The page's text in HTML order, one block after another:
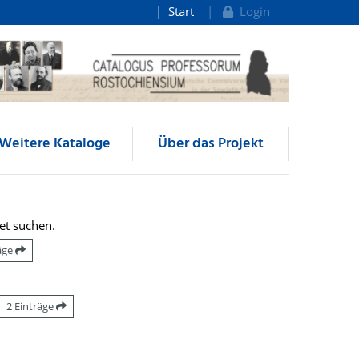
Start Login
Kataloge Über das Projekt
suchen.
2 Einträge